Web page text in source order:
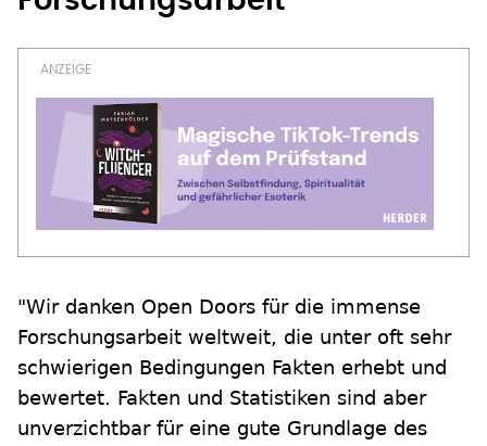
"Wir danken Open Doors für die immense
Forschungsarbeit weltweit, die unter oft sehr
schwierigen Bedingungen Fakten erhebt und
bewertet. Fakten und Statistiken sind aber
unverzichtbar für eine gute Grundlage des